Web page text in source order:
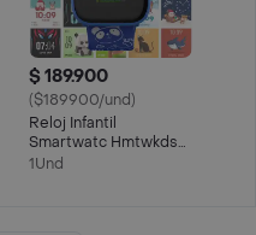
$ 189.900
($189900/und)
Reloj Infantil
Smartwatc Hmtwkds1a
Azul
1Und